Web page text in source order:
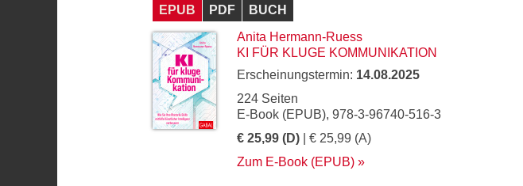
EPUB PDF
BUCH
Anita Hermann-Ruess
KI FÜR KLUGE KOMMUNIKATION
Erscheinungstermin: 14.08.2025
224 Seiten
E-Book (EPUB), 978-3-96740-516-3
€ 25,99 (D) | € 25,99 (A)
Zum E-Book (EPUB)